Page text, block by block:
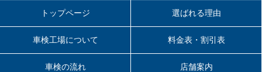
トップページ 選ばれる理由
車検工場について 料金表・割引表
車検の流れ 店舗案内